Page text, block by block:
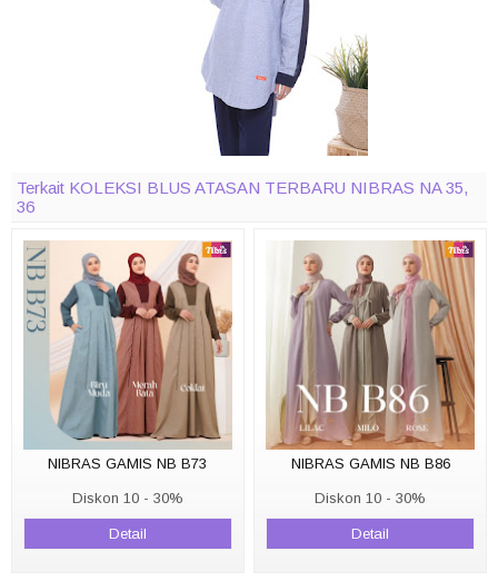
Terkait KOLEKSI BLUS ATASAN TERBARU NIBRAS NA 35,
36
NIBRAS GAMIS NB B73
Diskon 10 - 30%
Detail
NIBRAS GAMIS NB B86
Diskon 10 - 30%
Detail